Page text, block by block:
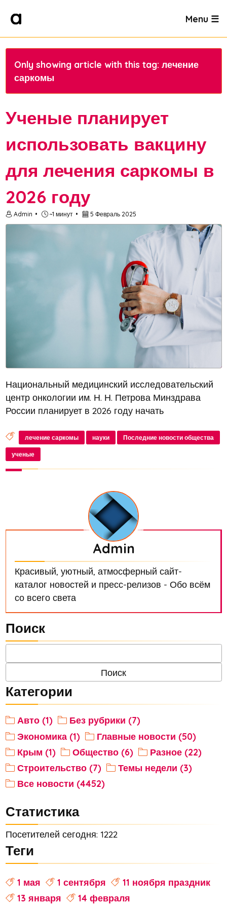
Menu ☰
Only showing article with this tag: лечение
саркомы
Ученые планирует
использовать вакцину
для лечения саркомы в
2026 году
Admin ~1 минут 5 Февраль 2025
Национальный медицинский исследовательский
центр онкологии им. Н. Н. Петрова Минздрава
России планирует в 2026 году начать
собственного производства для лечения
меланомы и саркомы, пишет ТАСС. На пресс-
конфере...
лечение саркомы науки Последние новости общества
ученые
Admin
Красивый, уютный, атмосферный сайт-
каталог новостей и пресс-релизов - Обо всём
со всего света
Поиск
Категории
Авто (1)
Без рубрики (7)
Экономика (1)
Главные новости (50)
Крым (1)
Общество (6)
Разное (22)
Строительство (7)
Темы недели (3)
Все новости (4452)
Статистика
Посетителей сегодня: 1222
Теги
1 мая 1 сентября
11 ноября праздник
13 января
14 февраля